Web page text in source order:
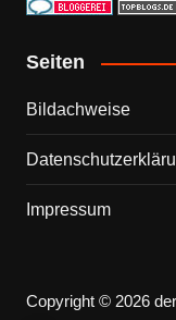
Seiten
Bildachweise
Impressum
Copyright © 2026